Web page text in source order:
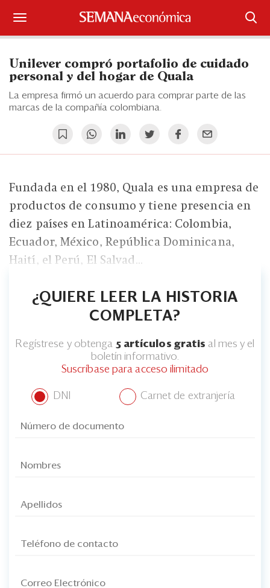
Iniciar sesión
Portada
¿Qué está pasando?
Management
Legal y Política
Blogs
Edición Impresa
Unilever compró portafolio de cuidado
personal y del hogar de Quala
La empresa firmó un acuerdo para comprar parte de las
marcas de la compañía colombiana.
Fundada en el 1980, Quala es una empresa de
productos de consumo y tiene presencia en
diez países en Latinoamérica: Colombia,
Ecuador, México, República Dominicana,
Haití, el Perú, El Salvad...
¿QUIERE LEER LA HISTORIA
COMPLETA?
Regístrese y obtenga 5 artículos gratis al mes y el
boletín informativo.
Suscríbase para acceso ilimitado
DNI Carnet de extranjería